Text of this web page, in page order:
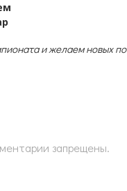
и желаем новых
запрещены.